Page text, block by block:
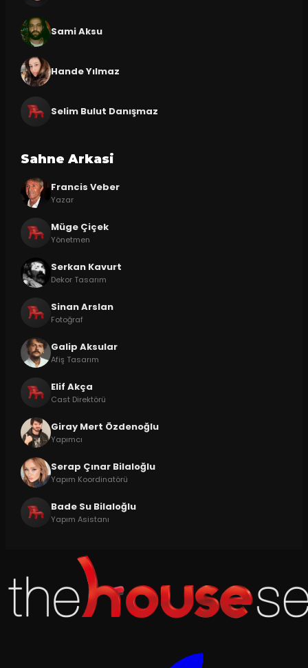
Sami Aksu
Hande Yılmaz
Selim Bulut Danışmaz
Sahne Arkasi
Francis Veber
Yazar
Müge Çiçek
Yönetmen
Serkan Kavurt
Dekor Tasarım
Sinan Arslan
Fotoğraf
Galip Aksular
Afiş Tasarım
Elif Akça
Cast Direktörü
Giray Mert Özdenoğlu
Yapımcı
Serap Çınar Bilaloğlu
Yapım Koordinatörü
Bade Su Bilaloğlu
Yapım Asistanı